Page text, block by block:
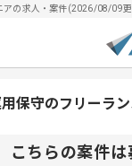
アの求人・案件(2026/08/09
保守のフリーラ
こちらの案件